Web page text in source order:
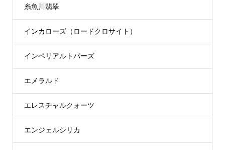
糸魚川翡翠
インカローズ（ロードクロサイト）
インペリアルトパーズ
エメラルド
エレスチャルクォーツ
エンジェルシリカ